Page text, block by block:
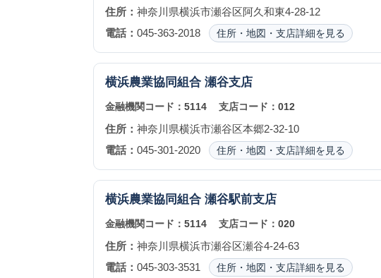
住所： 神奈川県横浜市瀬谷区阿久和東4-28-12
電話： 045-363-2018 住所・地図・支店詳細を見る
横浜農業協同組合 瀬谷支店
金融機関コード： 5114 支店コード： 012
住所： 神奈川県横浜市瀬谷区本郷2-32-10
電話： 045-301-2020 住所・地図・支店詳細を見る
横浜農業協同組合 瀬谷駅前支店
金融機関コード： 5114 支店コード： 020
住所： 神奈川県横浜市瀬谷区瀬谷4-24-63
電話： 045-303-3531 住所・地図・支店詳細を見る